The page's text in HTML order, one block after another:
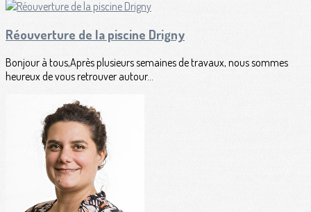
Réouverture de la piscine Drigny
Bonjour à tous,Après plusieurs semaines de travaux, nous sommes
heureux de vous retrouver autour...